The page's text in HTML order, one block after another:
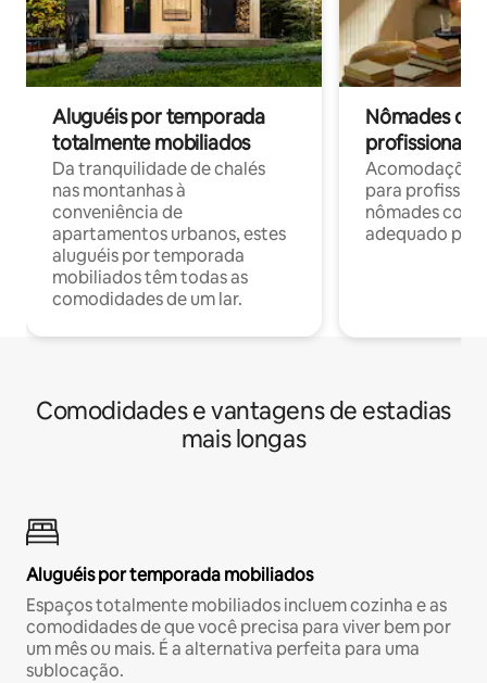
Aluguéis por temporada
totalmente mobiliados
Da tranquilidade de chalés
nas montanhas à
conveniência de
apartamentos urbanos, estes
aluguéis por temporada
mobiliados têm todas as
comodidades de um lar.
Nômades
profissionais
para
nômades com
adequado
Comodidades e vantagens de estadias
mais longas
Aluguéis por temporada mobiliados
Espaços totalmente mobiliados incluem cozinha e as
comodidades de que você precisa para viver bem por
um mês ou mais. É a alternativa perfeita para uma
sublocação.